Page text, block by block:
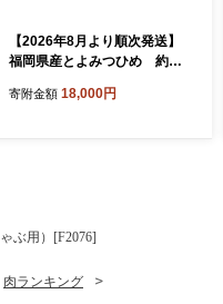
【2026年8月より順次発送】
福岡県産とよみつひめ 約3
寄附金額 18,000円
ぶ用）[F2076]
肉ランキング